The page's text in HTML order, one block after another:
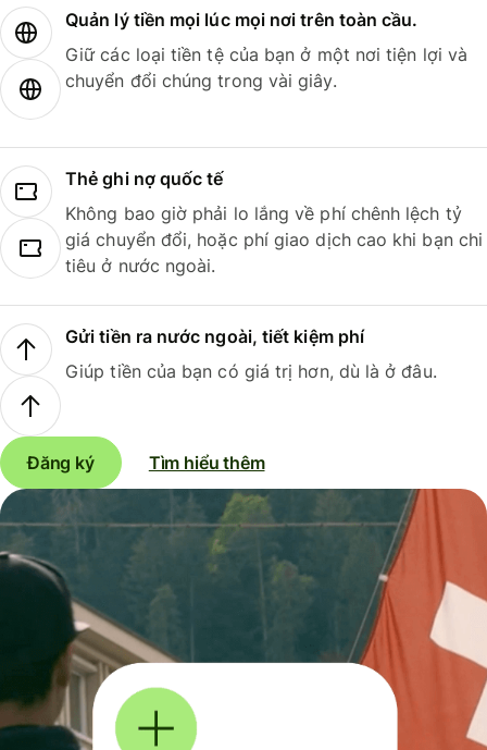
Quản lý tiền mọi lúc mọi nơi trên toàn cầu.
Giữ các loại tiền tệ của bạn ở một nơi tiện lợi và
chuyển đổi chúng trong vài giây.
Thẻ ghi nợ quốc tế
Không bao giờ phải lo lắng về phí chênh lệch tỷ
giá chuyển đổi, hoặc phí giao dịch cao khi bạn chi
tiêu ở nước ngoài.
Gửi tiền ra nước ngoài, tiết kiệm phí
Giúp tiền của bạn có giá trị hơn, dù là ở đâu.
Đăng ký Tìm hiểu thêm